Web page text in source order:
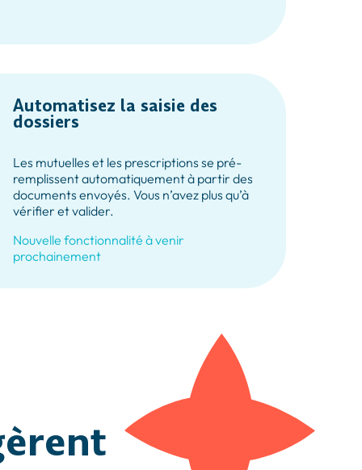
Automatisez la saisie des
dossiers
Les mutuelles et les prescriptions se pré-
remplissent automatiquement à partir des
documents envoyés. Vous n’avez plus qu’à
vérifier et valider.
Nouvelle fonctionnalité à venir
prochainement